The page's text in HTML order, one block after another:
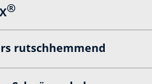
®
rutschhemmend